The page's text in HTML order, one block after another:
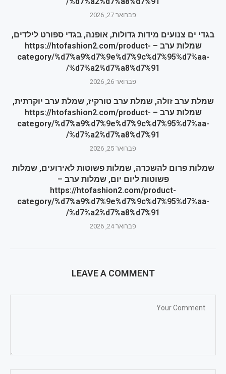
פברואר 27, 2026
בגדי ים צנועים מידות גדולות, אופנה, בגדי ספורט לילדים,
שמלות ערב – https://htofashion2.com/product-
category/%d7%a9%d7%9e%d7%9c%d7%95%d7%aa-
%d7%a2%d7%a8%d7%91/
פברואר 26, 2026
שמלת ערב זולה, שמלת ערב טורקיז, שמלת ערב יוקרתית,
שמלות ערב – https://htofashion2.com/product-
category/%d7%a9%d7%9e%d7%9c%d7%95%d7%aa-
%d7%a2%d7%a8%d7%91/
פברואר 25, 2026
שמלות פרום להשכרה, שמלות פשוטות לאירועים, שמלות
פשוטות ליום יום, שמלות ערב –
https://htofashion2.com/product-
category/%d7%a9%d7%9e%d7%9c%d7%95%d7%aa-
%d7%a2%d7%a8%d7%91/
פברואר 24, 2026
LEAVE A COMMENT